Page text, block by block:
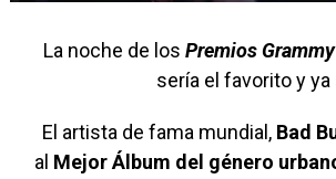
La noche de los Premios Grammy
sería el favorito y
El artista de fama mundial, Bad
al Mejor Álbum del género